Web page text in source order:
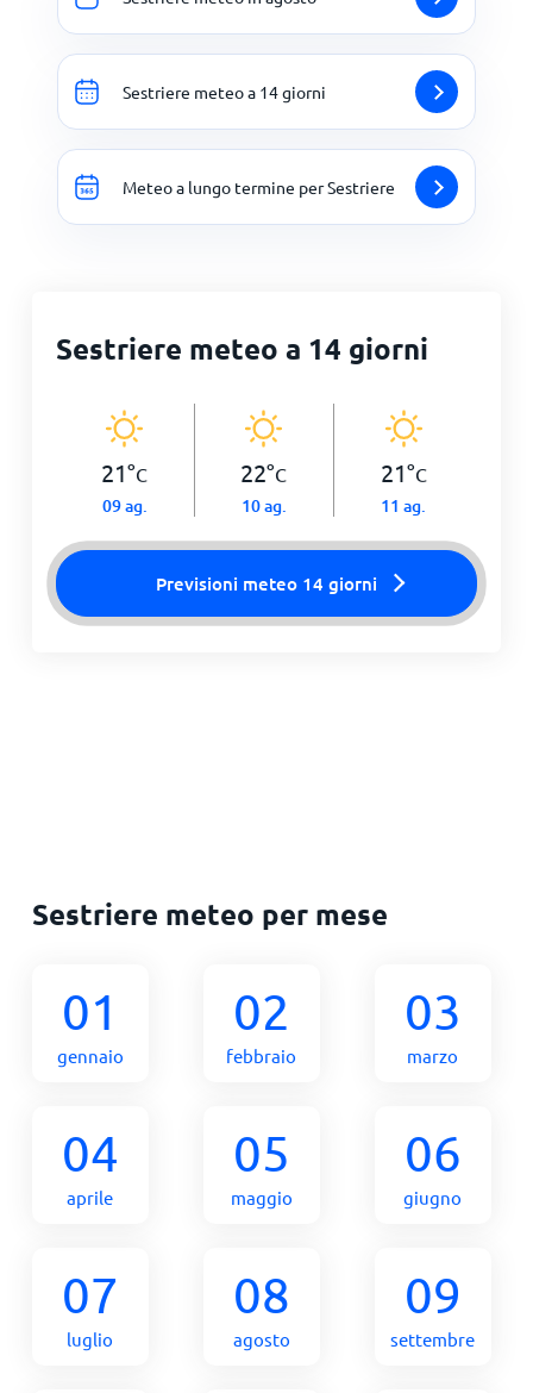
Sestriere meteo a 14 giorni
Meteo a lungo termine per Sestriere
Sestriere meteo a 14 giorni
21°C
09 ag.
22°C
10 ag.
21°C
11 ag.
Previsioni meteo 14 giorni
Sestriere meteo per mese
01
gennaio
02
febbraio
03
marzo
04
aprile
05
maggio
06
giugno
07
luglio
08
agosto
09
settembre